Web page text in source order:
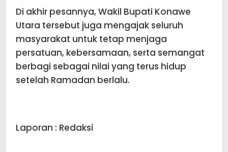
Di akhir pesannya, Wakil Bupati Konawe
Utara tersebut juga mengajak seluruh
masyarakat untuk tetap menjaga
persatuan, kebersamaan, serta semangat
berbagi sebagai nilai yang terus hidup
setelah Ramadan berlalu.
Laporan : Redaksi